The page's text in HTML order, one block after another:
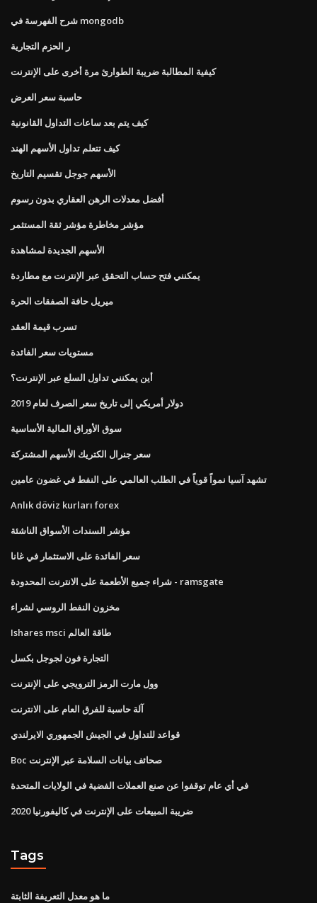
شرح الفهرسة في mongodb
ر الحزم التجارية
كيفية المطالبة ضريبة الطوارئ مرة أخرى على الإنترنت
حاسبة سعر العرض
كيف يتم بعد ساعات التداول القانونية
كيف تتعلم تداول الأسهم الهند
الأسهم جوجل تقسيم التاريخ
أفضل معدلات الرهن العقاري بدون رسوم
مؤشر مخاطرة مؤشر ثقة المستثمر
الأسهم الجديدة لمشاهدة
يمكنني فتح حساب التحقق عبر الإنترنت مع مطاردة
ميريل حافة الصفقات الحرة
تسرب قيمة العقد
مستويات سعر الفائدة
أين يمكنني تداول السلع عبر الإنترنت؟
دولار أمريكي إلى تاريخ سعر الصرف لعام 2019
سوق الأوراق المالية الأساسية
سعر جنرال الكتريك الأسهم المشتركة
تشهد آسيا نمواً قوياً في الطلب العالمي على النفط في غضون عامين
Anlık döviz kurları forex
مؤشر السندات الأسواق الناشئة
سعر الفائدة على الاستثمار في غانا
شراء جميع الأطعمة على الانترنت المحدودة - ramsgate
مخزون النفط الروسي لشراء
Ishares msci طاقة العالم
التجارة فون لجوجل بكسل
وول مارت الرمز الترويجي على الإنترنت
آلة حاسبة للفرق العام على الانترنت
قواعد للتداول في الجيش الجمهوري الايرلندي
Boc صحائف بيانات السلامة عبر الإنترنت
في أي عام توقفوا عن صنع العملات الفضية في الولايات المتحدة
ضريبة المبيعات على الإنترنت في كاليفورنيا 2020
Tags
ما هو معدل التعريفة الثابتة